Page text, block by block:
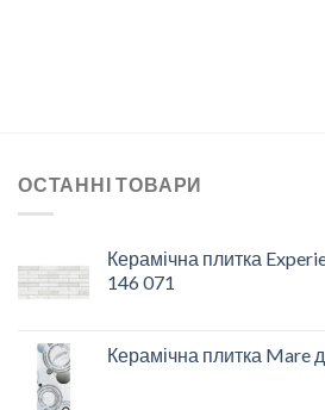
ОСТАННІ ТОВАРИ
Керамічна плитка
146 071
Керамічна плитка Mare